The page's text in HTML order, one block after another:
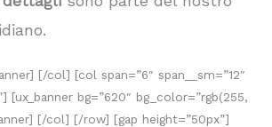
[/col] [col span=”6″ span__sm=”12″
[ux_banner bg=”620″ bg_color=”rgb(255,
[/col] [/row] [gap height=”50px”]